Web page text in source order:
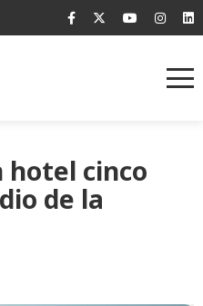
hotel cinco
de la